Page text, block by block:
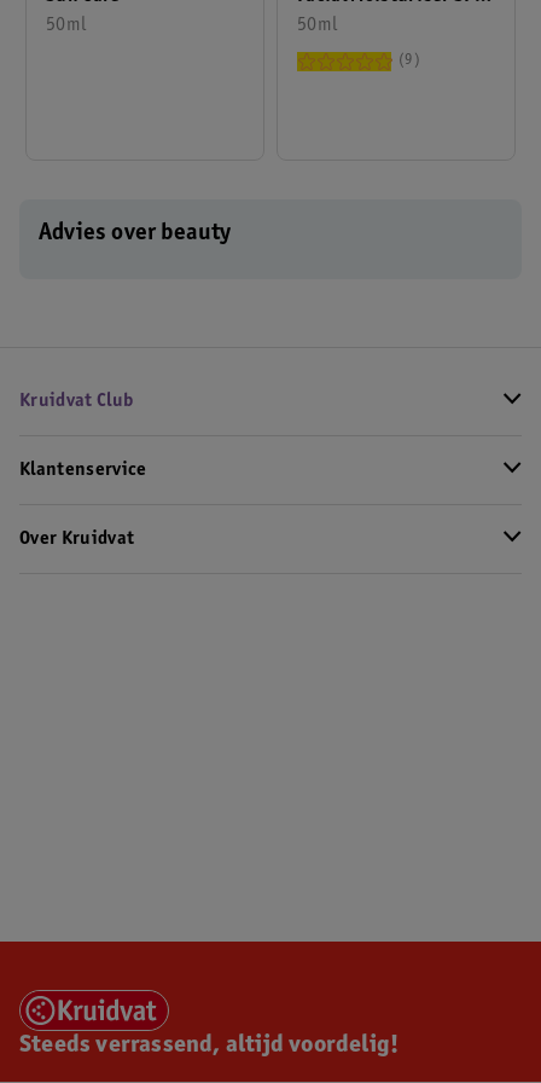
50ml
30
50ml
9
Advies over beauty
Kruidvat Club
Klantenservice
Over Kruidvat
Steeds verrassend, altijd voordelig!